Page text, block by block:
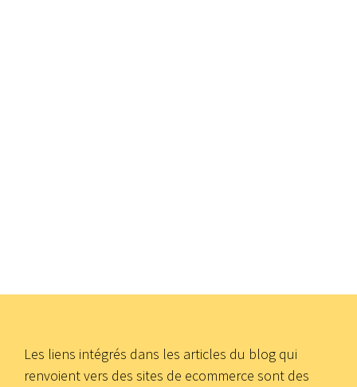
Les liens intégrés dans les articles du blog qui
renvoient vers des sites de ecommerce sont des